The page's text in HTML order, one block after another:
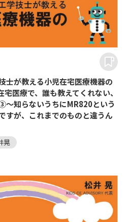
士が教える小児在宅医療機器の
医療で、誰も教えてくれない、
～知らないうちにMR820という
すが、これまでのものと違うん
晃